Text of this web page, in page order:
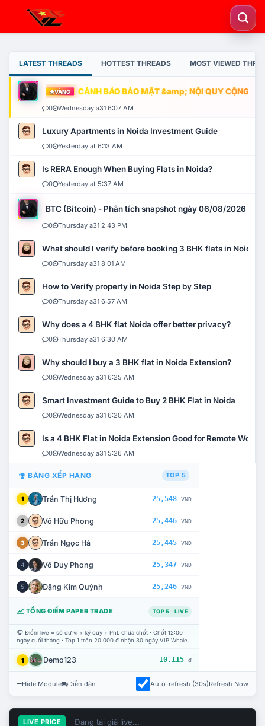
LATEST THREADS HOTTEST THREADS MOST VIEWED
VÀNG CẢNH BÁO BẢO MẬT &amp; NỘI QUY CỘNG
0 Wednesday a31 6:07 AM
Luxury Apartments in Noida Investment Guide
0 Yesterday at 6:13 AM
Is RERA Enough When Buying Flats in Noida?
0 Yesterday at 5:37 AM
BTC (Bitcoin) - Phân tích snapshot ngày 06/08/2026
0 Thursday a31 2:43 PM
What should I verify before booking 3 BHK flats in Noida?
0 Thursday a31 8:01 AM
How to Verify property in Noida Step by Step
0 Thursday a31 6:57 AM
Why does a 4 BHK flat Noida offer better privacy?
0 Thursday a31 6:30 AM
Why should I buy a 3 BHK flat in Noida Extension?
0 Wednesday a31 6:25 AM
Smart Investment Guide to Buy 2 BHK Flat in Noida
0 Wednesday a31 6:20 AM
Is a 4 BHK Flat in Noida Extension Good for Remote Work?
0 Wednesday a31 5:26 AM
BẢNG XẾP HẠNG TOP 5
1 Trần Thị Hương 25,548 VNĐ
2 Võ Hữu Phong 25,446 VNĐ
3 Trần Ngọc Hà 25,445 VNĐ
4 Võ Duy Phong 25,347 VNĐ
5 Đặng Kim Quỳnh 25,246 VNĐ
TỔNG ĐIỂM PAPER TRADE TOP 5 · LIVE
Điểm live = số dư ví + ký quỹ + PnL chưa chốt · Chốt 12:00
ngày cuối tháng · Top 1 trên 20.000 đ nhận 30 ngày VIP Whale.
1 Demo123 10.115 đ
Hide Module Diễn đàn Auto-refresh (30s)Refresh Now
LIVE PRICE Đang tải giá live...